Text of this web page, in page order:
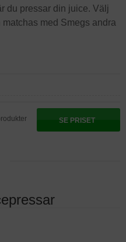
du pressar din juice. Välj
med Smegs andra
SE PRISET